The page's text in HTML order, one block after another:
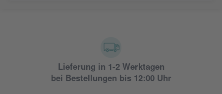
Lieferung in 1-2 Werktagen
bei Bestellungen bis 12:00 Uhr